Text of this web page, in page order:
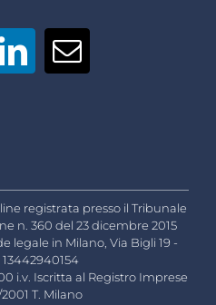
registrata presso il Tribunale
n. 360 del 23 dicembre 2015
legale in Milano, Via Bigli 19 -
13442940154
i.v. Iscritta al Registro Imprese
T. Milano